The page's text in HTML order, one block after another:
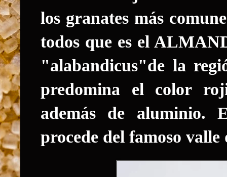
los granates más
todos que es el
"alabandicus"de la
predomina el color
además de aluminio.
procede del famoso